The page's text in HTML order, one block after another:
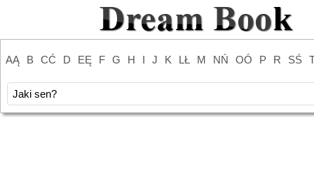
AĄ B CĆ D EĘ F G H I J K LŁ M NŃ OÓ P R SŚ